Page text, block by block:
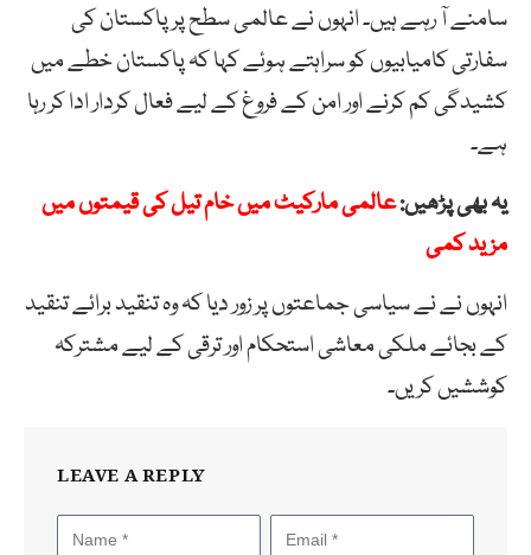
سامنے آ رہے ہیں۔ انہوں نے عالمی سطح پر پاکستان کی
سفارتی کامیابیوں کو سراہتے ہوئے کہا کہ پاکستان خطے میں
کشیدگی کم کرنے اور امن کے فروغ کے لیے فعال کردار ادا کر رہا
ہے۔
یہ بھی پڑھیں:عالمی مارکیٹ میں خام تیل کی قیمتوں میں
مزید کمی
انہوں نے نے سیاسی جماعتوں پر زور دیا کہ وہ تنقید برائے تنقید
کے بجائے ملکی معاشی استحکام اور ترقی کے لیے مشترکہ
کوششیں کریں۔
LEAVE A REPLY